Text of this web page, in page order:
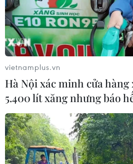
#COVID-19 #Bộ Y tế #Ca tử
#Bệnh viện dã chiến
An Giang
Bắc Giang
Bắc Kạn
Bình Dương
Bình Định
vietnamplus.vn
Hà Nội xác minh cửa hàng
5.400 lít xăng nhưng báo